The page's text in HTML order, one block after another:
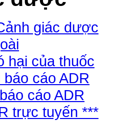
giác dược
hại của thuốc
cáo ADR
cáo ADR
trực tuyến ***